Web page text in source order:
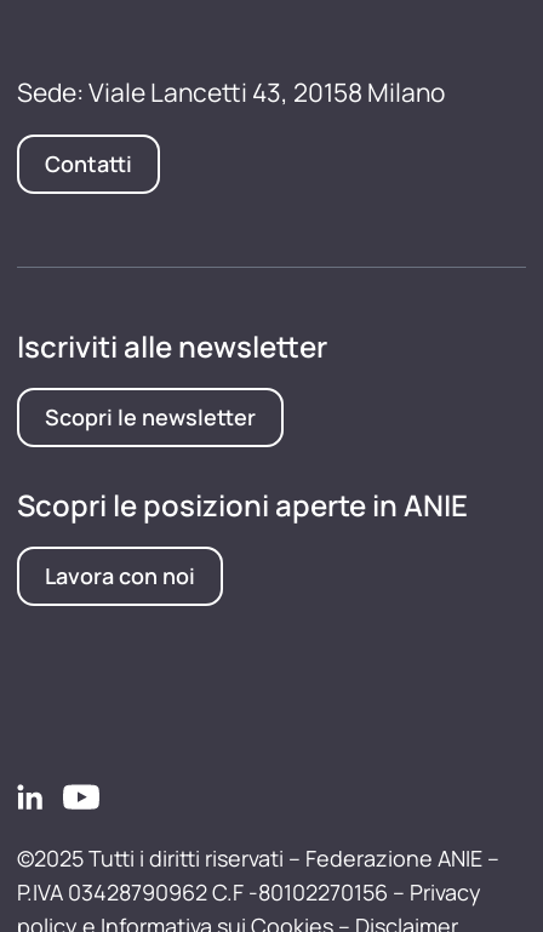
Sede: Viale Lancetti 43, 20158 Milano
Contatti
Iscriviti alle newsletter
Scopri le newsletter
Scopri le posizioni aperte in ANIE
Lavora con noi
©2025 Tutti i diritti riservati – Federazione ANIE –
P.IVA 03428790962 C.F -80102270156 – Privacy